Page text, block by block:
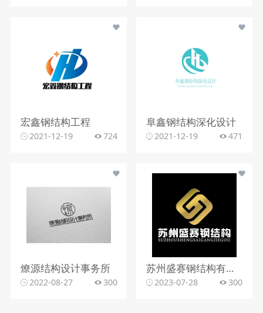
宏鑫钢结构工程
2021-12-19 724
阜鑫钢结构深化设计
2021-12-19 471
燎源结构设计事务所
2022-08-27 300
苏州盛赛钢结构有限公司
2023-07-28 300